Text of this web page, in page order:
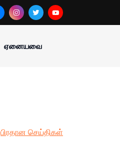
ஏனையவை
பிரதான செய்திகள்